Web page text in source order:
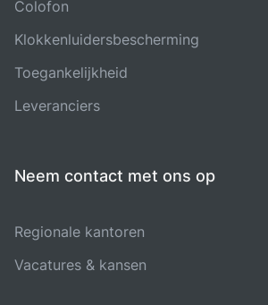
Colofon
Klokkenluidersbescherming
Toegankelijkheid
Leveranciers
Neem contact met ons op
Regionale kantoren
Vacatures & kansen